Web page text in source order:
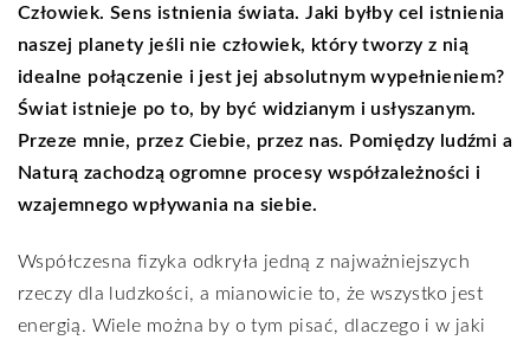
Człowiek. Sens istnienia świata. Jaki byłby cel istnienia
naszej planety jeśli nie człowiek, który tworzy z nią
idealne połączenie i jest jej absolutnym wypełnieniem?
Świat istnieje po to, by być widzianym i usłyszanym.
Przeze mnie, przez Ciebie, przez nas. Pomiędzy ludźmi a
Naturą zachodzą ogromne procesy współzależności i
wzajemnego wpływania na siebie.
Współczesna fizyka odkryła jedną z najważniejszych
rzeczy dla ludzkości, a mianowicie to, że wszystko jest
energią. Wiele można by o tym pisać, dlaczego i w jaki